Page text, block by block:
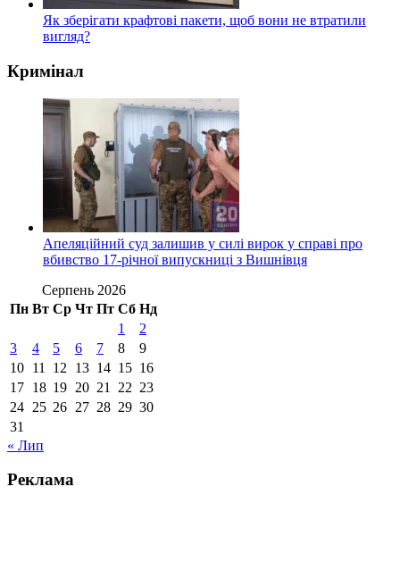
Як зберігати крафтові пакети, щоб вони не втратили
вигляд?
Кримінал
Апеляційний суд залишив у силі вирок у справі про
вбивство 17-річної випускниці з Вишнівця
Серпень 2026
Пн Вт Ср Чт Пт Сб Нд
1
2
3
4 5 6 7 8
9
10 11 12 13 14 15 16
17 18 19 20 21 22 23
24 25 26 27 28 29 30
31
« Лип
Реклама